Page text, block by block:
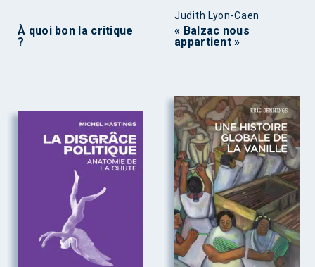
À quoi bon la critique
?
Judith Lyon-Caen
« Balzac nous
appartient »